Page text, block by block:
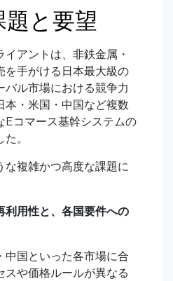
と要望
アントは、非鉄金属・
を手がける日本最大級の
バル市場における競争力
本・米国・中国など複数
Eコマース基幹システムの
。
な複雑かつ高度な課題に
用性と、各国要件への
中国といった各市場に合
スや価格ルールが異なる